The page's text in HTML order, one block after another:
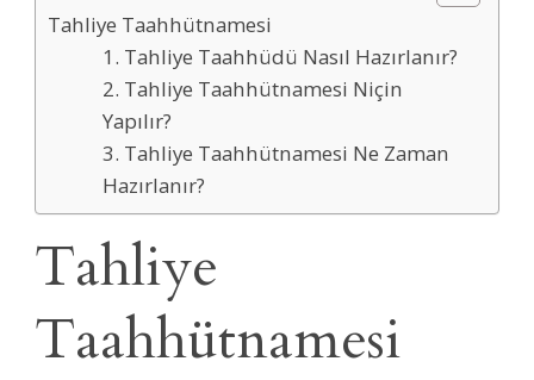
Tahliye Taahhütnamesi
1. Tahliye Taahhüdü Nasıl Hazırlanır?
2. Tahliye Taahhütnamesi Niçin
Yapılır?
3. Tahliye Taahhütnamesi Ne Zaman
Hazırlanır?
Tahliye
Taahhütnamesi